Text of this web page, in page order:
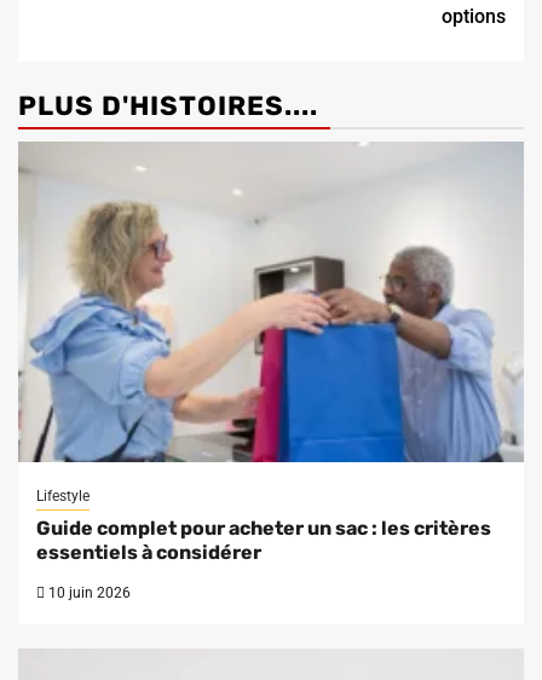
options
PLUS D'HISTOIRES....
Lifestyle
Guide complet pour acheter un sac : les critères
essentiels à considérer
10 juin 2026